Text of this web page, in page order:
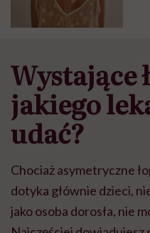
Wystające
jakiego
udać?
Chociaż asymetryczne
dotyka głównie dzieci,
jako osoba dorosła, nie